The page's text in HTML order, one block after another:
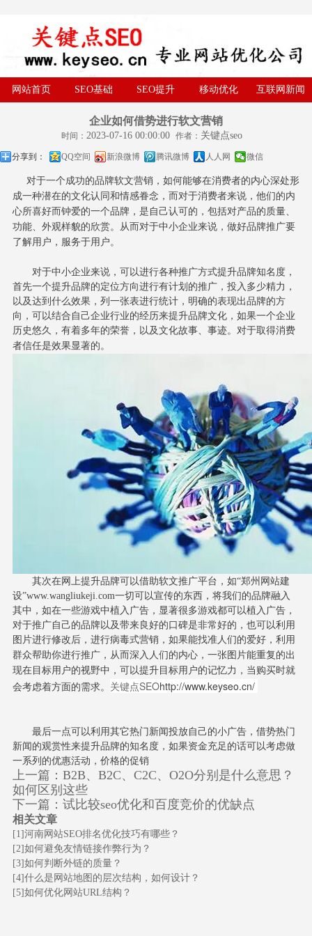
网站首页 SEO基础 SEO提升 移动优化 互联网新闻
企业如何借势进行软文营销
时间： 2023-07-16 00:00:00 作者： 关键点seo
分享到： QQ空间 新浪微博 腾讯微博 人人网 微信
对于一个成功的品牌软文营销，如何能够在消费者的内心深处形
成一种潜在的文化认同和情感眷念，而对于消费者来说，他们的内
心所喜好而钟爱的一个品牌，是自己认可的，包括对产品的质量、
功能、外观样貌的欣赏。从而对于中小企业来说，做好品牌推广要
了解用 户，服务于用户。
对于中小企业来说，可以进行各种推广方式提升品牌知名度，
首先一个提升品牌的定位方向进行有计划的推广，投入多少精力，
以及达到什么效果，列一张表进行统计，明确的表现出品牌的方
向，可以结合自己企业行业的经历来提升品牌文化，如果一个企业
历史悠久，有着多年的荣誉，以及文化故事、事迹。对于取得消费
者信任是效果显著的。
其次在网上提升品牌可以借助软文推广平台，如“郑州网站建
设”www.wangliukeji.com一切可以宣传的东西，将我们的品牌融入
其中，如在一些游戏中植入广告，显著很多游戏都可以植入广告，
对于推广自己的品牌以及带来良好的口碑是非常好的，也可以利用
图片进行修改后， 进行病毒式营销，如果能找准人们的爱好，利用
群众帮助你进行推广，从而深入人们的内心，一张图片能重复的出
现在目标用户的视野中，可以提升目标用户的记忆力，当购买时就
会考虑着方面的需求。 关键点SEOhttp://www.keyseo.cn/
最后一点可以利用其它热门新闻投放自己的小广告，借势热门
新闻的观赏性来提升品牌的知名度，如果资金充足的话可以考虑做
一系列的优惠活动，价格的促销
上一篇： B2B、B2C、C2C、O2O分别是什么意思？
如何区别这些
下一篇： 试比较seo优化和百度竞价的优缺点
相关文章
[1]河南网站SEO排名优化技巧有哪些？
[2]如何避免友情链接作弊行为？
[3]如何判断外链的质量？
[4]什么是网站地图的层次结构，如何设计？
[5]如何优化网站URL结构？